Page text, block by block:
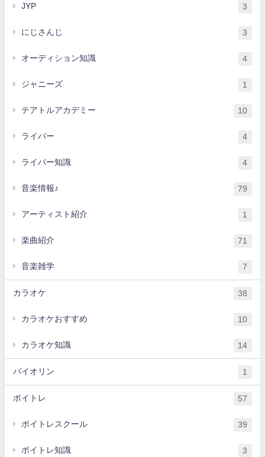
JYP 3
にじさんじ 3
オーディション知識 4
ジャニーズ 1
テアトルアカデミー 10
ライバー 4
ライバー知識 4
音楽情報♪ 79
アーティスト紹介 1
楽曲紹介 71
音楽雑学 7
カラオケ 38
カラオケおすすめ 10
カラオケ知識 14
バイオリン 1
ボイトレ 57
ボイトレスクール 39
ボイトレ知識 3